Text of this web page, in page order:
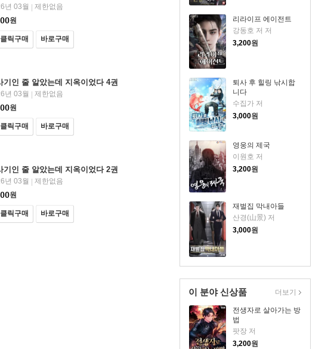
리라이프 에이전트
강동호 저 저
3,200원
퇴사 후 힐링 낚시합
니다
수집가 저
3,000원
영웅의 제국
이원호 저
3,200원
재벌집 막내아들
산경(山景) 저
3,000원
이 분야 신상품
전생자로 살아가는 방
법
팟장 저
3,200원
더보기
년 03월 | 제한없음
원
릭구매 바로구매
기인 줄 알았는데 지옥이었다 4권
년 03월 | 제한없음
원
릭구매 바로구매
기인 줄 알았는데 지옥이었다 2권
년 03월 | 제한없음
원
릭구매 바로구매